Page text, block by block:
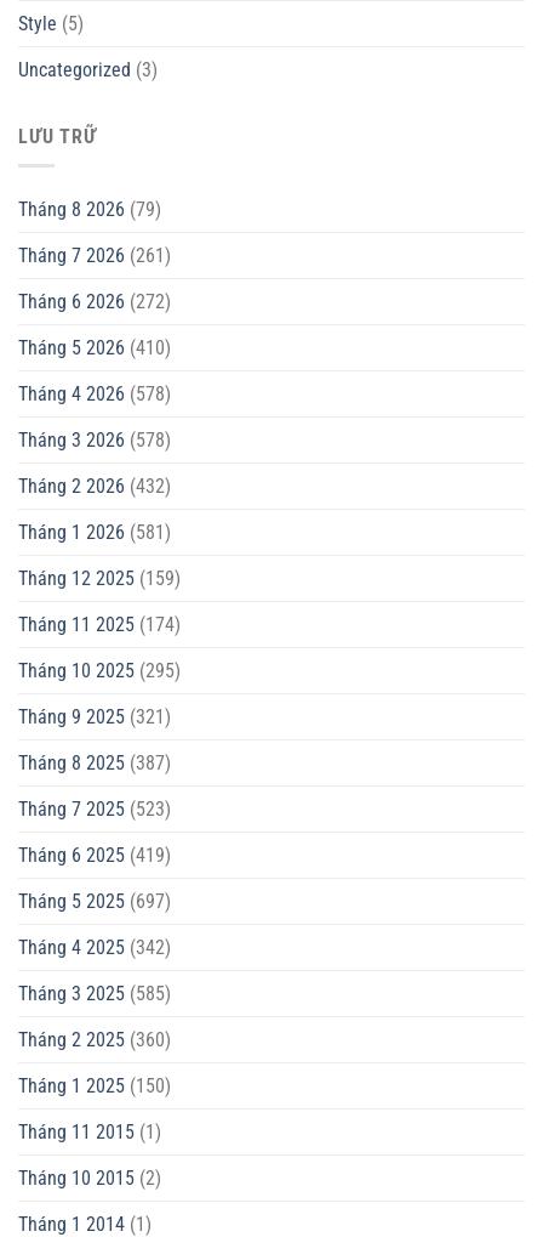
Style (5)
Uncategorized (3)
LƯU TRỮ
Tháng 8 2026 (79)
Tháng 7 2026 (261)
Tháng 6 2026 (272)
Tháng 5 2026 (410)
Tháng 4 2026 (578)
Tháng 3 2026 (578)
Tháng 2 2026 (432)
Tháng 1 2026 (581)
Tháng 12 2025 (159)
Tháng 11 2025 (174)
Tháng 10 2025 (295)
Tháng 9 2025 (321)
Tháng 8 2025 (387)
Tháng 7 2025 (523)
Tháng 6 2025 (419)
Tháng 5 2025 (697)
Tháng 4 2025 (342)
Tháng 3 2025 (585)
Tháng 2 2025 (360)
Tháng 1 2025 (150)
Tháng 11 2015 (1)
Tháng 10 2015 (2)
Tháng 1 2014 (1)